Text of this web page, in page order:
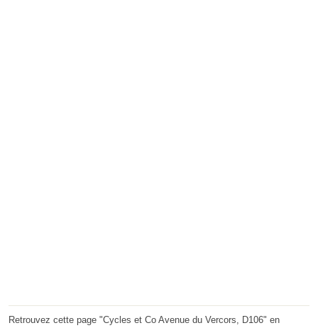
Retrouvez cette page "Cycles et Co Avenue du Vercors, D106" en